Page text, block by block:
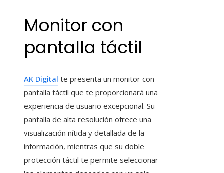
Monitor con
pantalla táctil
AK Digital te presenta un monitor con
pantalla táctil que te proporcionará una
experiencia de usuario excepcional. Su
pantalla de alta resolución ofrece una
visualización nítida y detallada de la
información, mientras que su doble
protección táctil te permite seleccionar